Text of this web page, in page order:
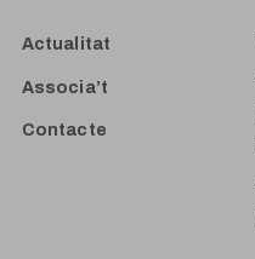
Actualitat
Associa’t
Contacte